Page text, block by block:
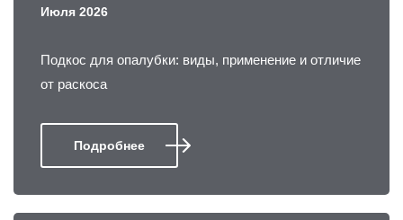
Июля 2026
Подкос для опалубки: виды, применение и отличие
от раскоса
Подробнее